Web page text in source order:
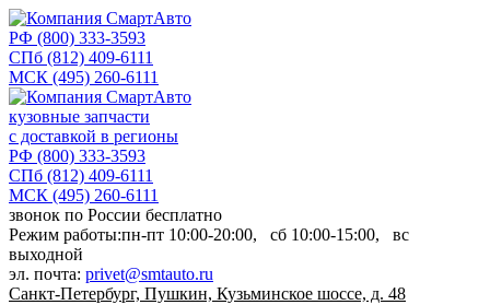
РФ (800) 333-3593
СПб (812) 409-6111
МСК (495) 260-6111
кузовные запчасти
с доставкой в регионы
РФ (800) 333-3593
СПб (812) 409-6111
МСК (495) 260-6111
звонок по России бесплатно
Режим работы:пн-пт 10:00-20:00, сб 10:00-15:00, вс
выходной
эл. почта: privet@smtauto.ru
Санкт-Петербург, Пушкин, Кузьминское шоссе, д. 48